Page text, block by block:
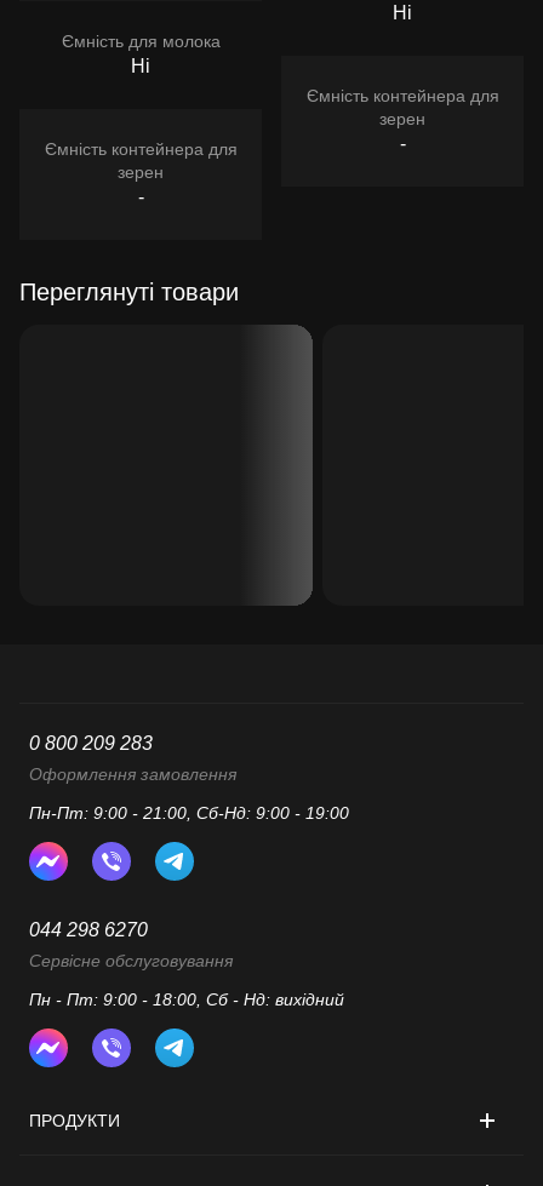
Ємність для молока
Ні
Ємність контейнера для
зерен
-
Ні
Ємність контейнера для
зерен
-
Переглянуті товари
ПРОДУКТИ
0 800 209 283
Оформлення замовлення
Пн-Пт: 9:00 - 21:00, Сб-Нд: 9:00 - 19:00
044 298 6270
Сервісне обслуговування
Пн - Пт: 9:00 - 18:00, Сб - Нд: вихідний